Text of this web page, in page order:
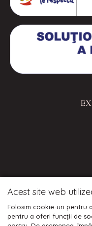
Acest site web
Folosim cookie-uri pentru
pentru a oferi funcții de